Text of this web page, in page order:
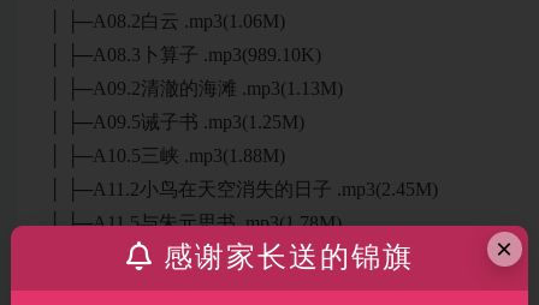
│ ├─A08.2白云 .mp3(1.06M)
│ ├─A08.3卜算子 .mp3(989.10K)
│ ├─A09.2清澈的海滩 .mp3(1.13M)
│ ├─A09.5诫子书 .mp3(1.25M)
│ ├─A10.5三峡 .mp3(1.88M)
│ ├─A11.2小鸟在天空消失的日子 .mp3(2.45M)
│ ├─A11.5与朱元思书 .mp3(1.78M)
│ ├─A12.2帆 .mp3(1.47M)
│ ├─A12.5春夜宴诸从弟桃李园序 .mp3(1.52M)
×
感谢家长送的锦旗